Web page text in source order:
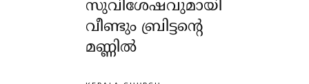
സുവിശേഷവുമായി
വീണ്ടും ബ്രിട്ടന്റെ
മണ്ണിൽ